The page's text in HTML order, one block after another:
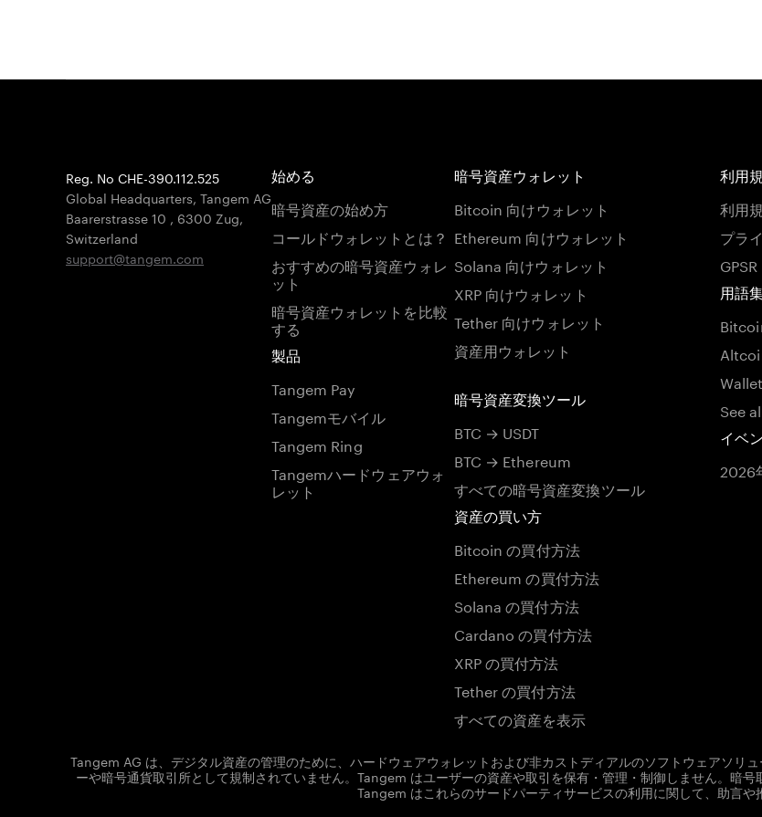
Reg. No CHE-390.112.525
Global Headquarters, Tangem AG
Baarerstrasse 10 , 6300 Zug,
Switzerland
support@tangem.com
始める
暗号資産の始め方
コールドウォレットとは？
おすすめの暗号資産ウォレ
ット
暗号資産ウォレットを比較
する
製品
Tangem Pay
Tangemモバイル
Tangem Ring
Tangemハードウェアウォ
レット
暗号資産ウォレット
Bitcoin 向けウォレット
Ethereum 向けウォレット
Solana 向けウォレット
XRP 向けウォレット
Tether 向けウォレット
資産用ウォレット
暗号資産変換ツール
BTC → USDT
BTC → Ethereum
すべての暗号資産変換ツール
資産の買い方
Bitcoin の買付方法
Ethereum の買付方法
Solana の買付方法
Cardano の買付方法
XRP の買付方法
Tether の買付方法
すべての資産を表示
利用
利用
プラ
GPSR
用語
See
イベ
2026
Tangem AG は、デジタル資産の管理のために、ハードウェアウォレットおよび非カストディアルのソフトウェアソリ
ーや暗号通貨取引所として規制されていません。Tangem はユーザーの資産や取引を保有・管理・制御しません。暗
Tangem はこれらのサードパーティサービスの利用に関して、助言や